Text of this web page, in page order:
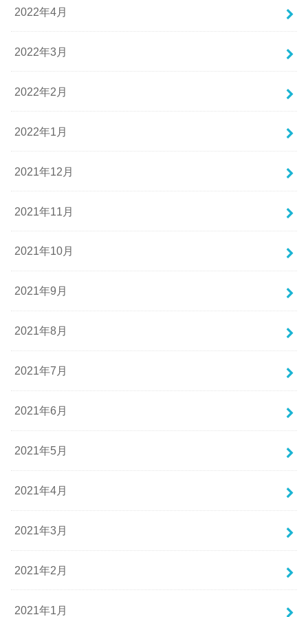
2022年4月
2022年3月
2022年2月
2022年1月
2021年12月
2021年11月
2021年10月
2021年9月
2021年8月
2021年7月
2021年6月
2021年5月
2021年4月
2021年3月
2021年2月
2021年1月